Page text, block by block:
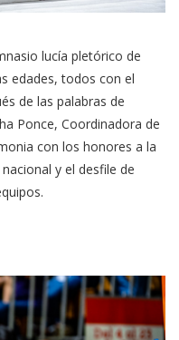
lucía pletórico de
edades, todos con el
de las palabras de
Ponce, Coordinadora de
con los honores a la
y el desfile de